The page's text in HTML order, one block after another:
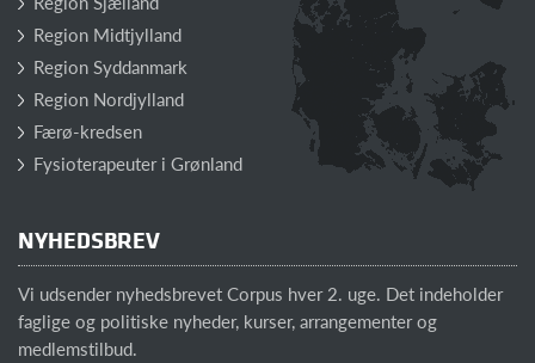
Region Midtjylland
Region Syddanmark
Region Nordjylland
Færø-kredsen
Fysioterapeuter i Grønland
NYHEDSBREV
Vi udsender nyhedsbrevet Corpus hver 2. uge. Det indeholder
faglige og politiske nyheder, kurser, arrangementer og
medlemstilbud.